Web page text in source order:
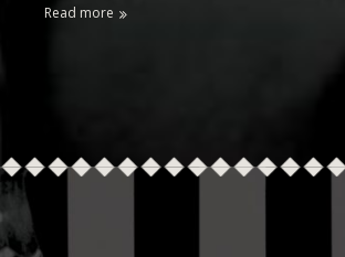
Read more